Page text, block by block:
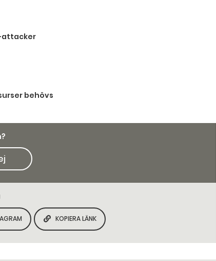
attacker
behövs
DELA SIDAN PÅ KOPIERA SIDANS LÄNK
KOPIERA LÄNK